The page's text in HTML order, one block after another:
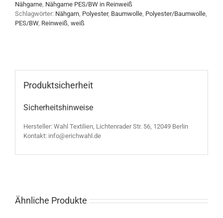
Nähgarne, Nähgarne PES/BW in Reinweiß
Schlagwörter: Nähgarn, Polyester, Baumwolle, Polyester/Baumwolle,
PES/BW, Reinweiß, weiß
Produktsicherheit
Sicherheitshinweise
Hersteller: Wahl Textilien, Lichtenrader Str. 56, 12049 Berlin
Kontakt: info@erichwahl.de
Ähnliche Produkte